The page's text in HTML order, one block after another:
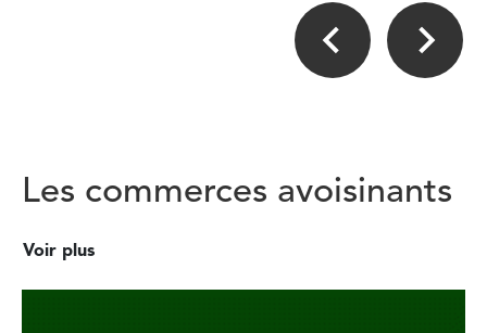
Les commerces avoisinants
Voir plus